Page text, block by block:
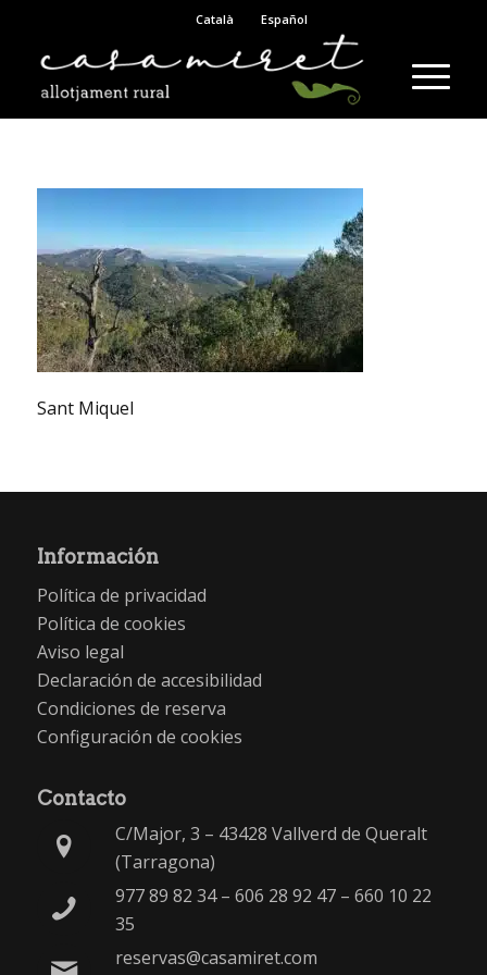
Català Español
Sant Miquel
Información
Política de privacidad
Política de cookies
Aviso legal
Declaración de accesibilidad
Condiciones de reserva
Configuración de cookies
Contacto
C/Major, 3 – 43428 Vallverd de Queralt
(Tarragona)
977 89 82 34– 606 28 92 47– 660 10 22
35
reservas@casamiret.com